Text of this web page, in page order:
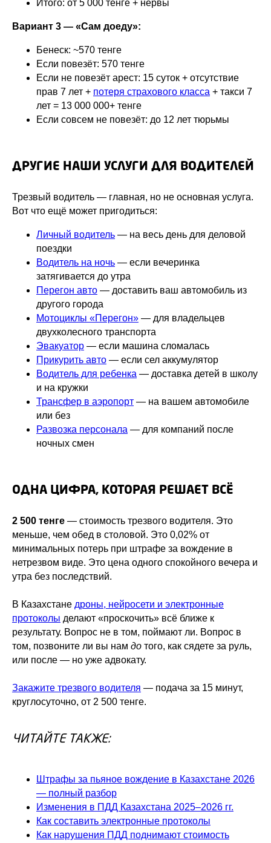
Итого: от 5 000 тенге + нервы
Вариант 3 — «Сам доеду»:
Бенеск: ~570 тенге
Если повезёт: 570 тенге
Если не повезёт арест: 15 суток + отсутствие
прав 7 лет + потеря страхового класса + такси 7
лет = 13 000 000+ тенге
Если совсем не повезёт: до 12 лет тюрьмы
ДРУГИЕ НАШИ УСЛУГИ ДЛЯ ВОДИТЕЛЕЙ
Трезвый водитель — главная, но не основная услуга.
Вот что ещё может пригодиться:
Личный водитель — на весь день для деловой
поездки
Водитель на ночь — если вечеринка
затягивается до утра
Перегон авто — доставить ваш автомобиль из
другого города
Мотоциклы «Перегон» — для владельцев
двухколесного транспорта
Эвакуатор — если машина сломалась
Прикурить авто — если сел аккумулятор
Водитель для ребенка — доставка детей в школу
и на кружки
Трансфер в аэропорт — на вашем автомобиле
или без
Развозка персонала — для компаний после
ночных смен
ОДНА ЦИФРА, КОТОРАЯ РЕШАЕТ ВСЁ
2 500 тенге — стоимость трезвого водителя. Это
меньше, чем обед в столовой. Это 0,02% от
минимальных потерь при штрафе за вождение в
нетрезвом виде. Это цена одного спокойного вечера и
утра без последствий.
В Казахстане дроны, нейросети и электронные
протоколы делают «проскочить» всё ближе к
результату. Вопрос не в том, поймают ли. Вопрос в
том, позвоните ли вы нам до того, как сядете за руль,
или после — но уже адвокату.
Закажите трезвого водителя — подача за 15 минут,
круглосуточно, от 2 500 тенге.
ЧИТАЙТЕ ТАКЖЕ:
Штрафы за пьяное вождение в Казахстане 2026
— полный разбор
Изменения в ПДД Казахстана 2025–2026 гг.
Как составить электронные протоколы
Как нарушения ПДД поднимают стоимость